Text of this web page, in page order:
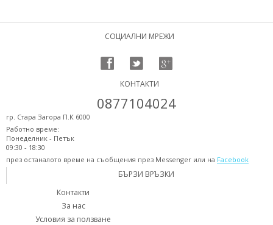
СОЦИАЛНИ МРЕЖИ
КОНТАКТИ
0877104024
гр. Стара Загора П.К 6000
Работно време:
Понеделник - Петък
09:30 - 18:30
през останалото време на съобщения през Messenger или на Facebook
БЪРЗИ ВРЪЗКИ
Контакти
За нас
Условия за ползване